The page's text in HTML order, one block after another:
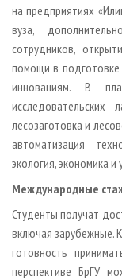
на предприятиях
вуза,
сотрудников,
помощи в
инновациям. В
исследовательских
лесозаготовка и
автоматизация
экология, экономика
Международные
Студенты получат
включая зарубежные.
готовность
перспективе БрГУ